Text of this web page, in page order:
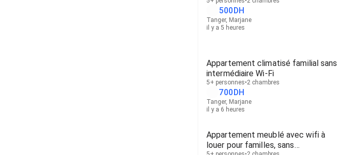
500DH
Tanger, Marjane
il y a 5 heures
Appartement climatisé familial sans
intermédiaire Wi-Fi
5+ personnes 2 chambres
700DH
Tanger, Marjane
il y a 6 heures
Appartement meublé avec wifi à
louer pour familles, sans